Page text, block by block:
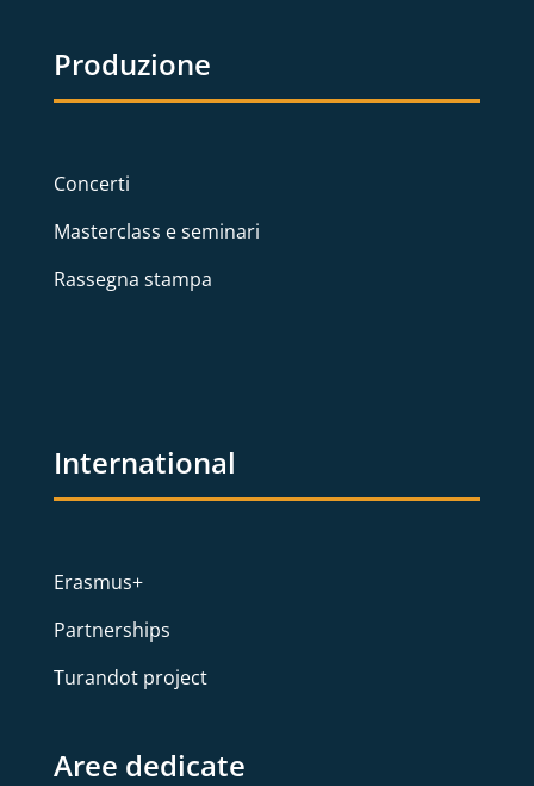
Produzione
Concerti
Masterclass e seminari
Rassegna stampa
International
Erasmus+
Partnerships
Turandot project
Aree dedicate